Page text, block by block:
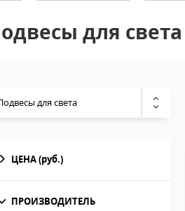
для света
для света
ЦЕНА(руб.)
ПРОИЗВОДИТЕЛЬ